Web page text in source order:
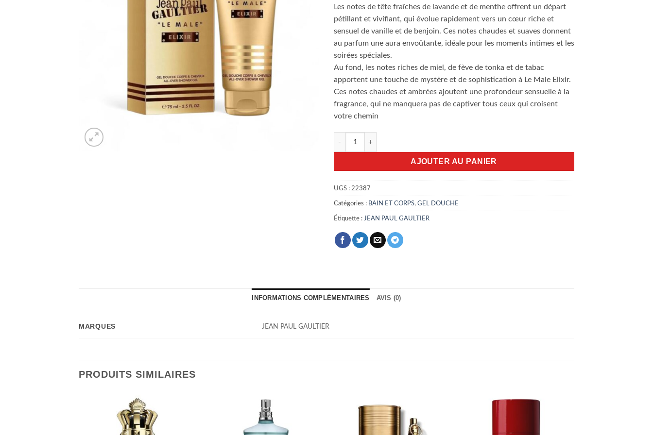
Les notes de tête fraîches de lavande et de menthe offrent un départ
pétillant et vivifiant, qui évolue rapidement vers un cœur riche et
sensuel de vanille et de benjoin. Ces notes chaudes et suaves donnent
au parfum une aura envoûtante, idéale pour les moments intimes et les
soirées spéciales.
Au fond, les notes riches de miel, de fève de tonka et de tabac
apportent une touche de mystère et de sophistication à Le Male Elixir.
Ces notes chaudes et ambrées ajoutent une profondeur sensuelle à la
fragrance, qui ne manquera pas de captiver tous ceux qui croisent
votre chemin
quantité de Gel Douche le Male elixir 75ml
AJOUTER AU PANIER
UGS : 22387
Catégories : BAIN ET CORPS, GEL DOUCHE
Étiquette : JEAN PAUL GAULTIER
INFORMATIONS COMPLÉMENTAIRES AVIS (0)
MARQUES JEAN PAUL GAULTIER
PRODUITS SIMILAIRES